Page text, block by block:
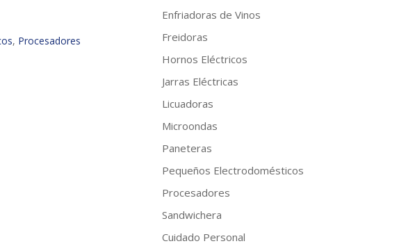
, Procesadores
Enfriadoras de Vinos
Freidoras
Hornos Eléctricos
Jarras Eléctricas
Licuadoras
Microondas
Paneteras
Pequeños Electrodomésticos
Procesadores
Sandwichera
Cuidado Personal